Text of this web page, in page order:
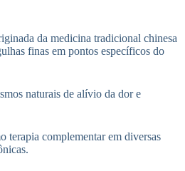
da medicina tradicional chinesa
finas em pontos específicos do
naturais de alívio da dor e
terapia complementar em diversas